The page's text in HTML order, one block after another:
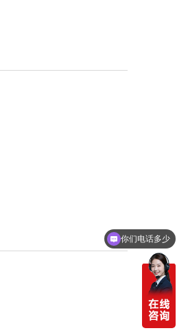
你们电话多少